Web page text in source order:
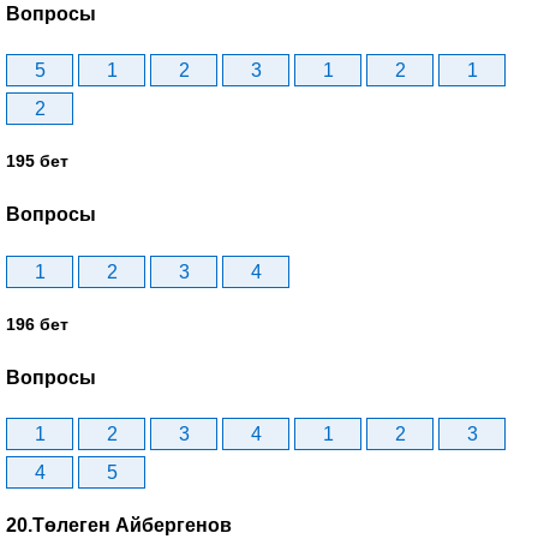
Вопросы
5 1 2 3 1 2
1
2
195 бет
Вопросы
1 2 3 4
196 бет
Вопросы
1 2 3 4 1 2
3
4
5
20.Төлеген Айбергенов